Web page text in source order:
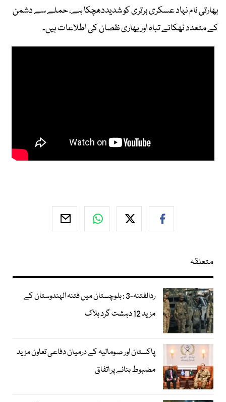
بھارتی نام نہاد عسکری برتری کو شدیددھچکا ہے، حملے سے دشمن
کے متعدد ٹھکانے تباہ اور بھاری نقصان کی اطلاعات ہیں۔
متعلقہ
ردالفتنہ-3 : بلوچستان میں فتنہ الہندوستان کے
مزید 12 دہشت گرد ہلاک
پاکستان اور صومالیہ کے درمیان دفاعی تعاون مزید
مضبوط بنانے پر اتفاق